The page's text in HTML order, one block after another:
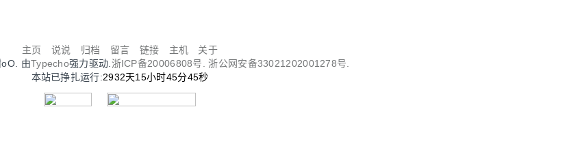
主页 说说 归档 留言 链接 主机
关于
由Typecho强力驱动. 浙ICP备20006808号. 浙公网安备33021202001278号.
本站已挣扎运行:2932天15小时45分45秒